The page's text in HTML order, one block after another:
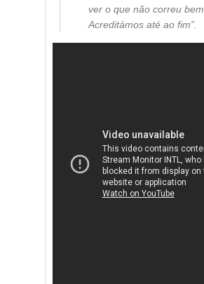
ver o que não correu bem.
Acreditámos até ao fim”.